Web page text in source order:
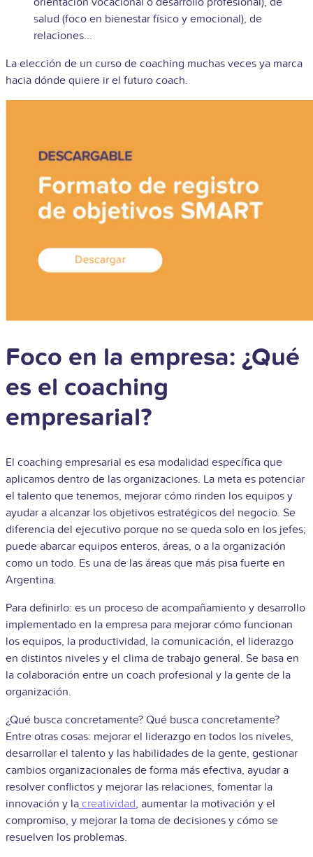
salud (foco en bienestar físico y emocional), de
relaciones...
La elección de un curso de coaching muchas veces ya marca
hacia dónde quiere ir el futuro coach.
Foco en la empresa: ¿Qué
es el coaching
empresarial?
El coaching empresarial es esa modalidad específica que
aplicamos dentro de las organizaciones. La meta es potenciar
el talento que tenemos, mejorar cómo rinden los equipos y
ayudar a alcanzar los objetivos estratégicos del negocio. Se
diferencia del ejecutivo porque no se queda solo en los jefes;
puede abarcar equipos enteros, áreas, o a la organización
como un todo. Es una de las áreas que más pisa fuerte en
Argentina.
Para definirlo: es un proceso de acompañamiento y desarrollo
implementado en la empresa para mejorar cómo funcionan
los equipos, la productividad, la comunicación, el liderazgo
en distintos niveles y el clima de trabajo general. Se basa en
la colaboración entre un coach profesional y la gente de la
organización.
¿Qué busca concretamente? Qué busca concretamente?
Entre otras cosas: mejorar el liderazgo en todos los niveles,
desarrollar el talento y las habilidades de la gente, gestionar
cambios organizacionales de forma más efectiva, ayudar a
resolver conflictos y mejorar las relaciones, fomentar la
innovación y la creatividad, aumentar la motivación y el
compromiso, y mejorar la toma de decisiones y cómo se
resuelven los problemas.